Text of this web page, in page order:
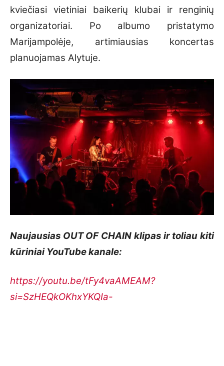
kviečiasi vietiniai baikerių klubai ir renginių
organizatoriai. Po albumo pristatymo
Marijampolėje, artimiausias koncertas
planuojamas Alytuje.
Naujausias OUT OF CHAIN klipas ir toliau kiti
kūriniai YouTube kanale:
https://youtu.be/tFy4vaAMEAM?
si=SzHEQkOKhxYKQIa-